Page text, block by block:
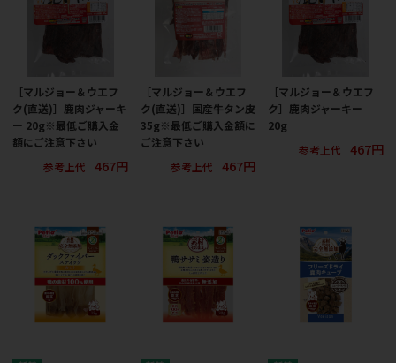
［マルジョー＆ウエフ
ク(直送)］鹿肉ジャーキ
ー 20g※最低ご購入金
額にご注意下さい
参考上代
467円
［マルジョー＆ウエフ
ク(直送)］国産牛タン皮
35g※最低ご購入金額に
ご注意下さい
参考上代
467円
［マルジョー＆ウエフ
ク］鹿肉ジャーキー
20g
参考上代
467円